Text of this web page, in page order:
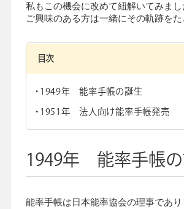
よくあるご質問
手帳・カレンダー商品
資料ダウンロード
ビジネスベーシックダイアリー
コラム
私もこの機会に改めて紐解いてみまし
ご興味のある方は一緒にその軌跡をた
目次
1949年 能率手帳の誕生
1951年 法人向け能率手帳発売
1949年 能率手帳の
能率手帳は日本能率協会の理事であり